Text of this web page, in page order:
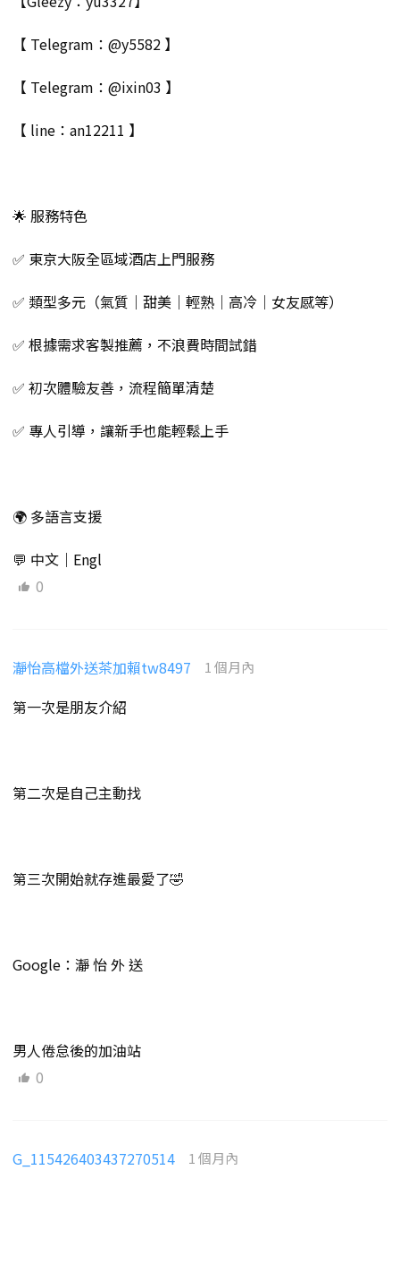
【 Telegram：@y5582 】
【 Telegram：@ixin03 】
【 line：an12211 】
🌟 服務特色
✅ 東京大阪全區域酒店上門服務
✅ 類型多元（氣質｜甜美｜輕熟｜高冷｜女友感等）
✅ 根據需求客製推薦，不浪費時間試錯
✅ 初次體驗友善，流程簡單清楚
✅ 專人引導，讓新手也能輕鬆上手
🌍 多語言支援
💬 中文｜Engl
0
瀞怡高檔外送茶加賴tw8497 1 個月內
第一次是朋友介紹
第二次是自己主動找
第三次開始就存進最愛了🤣
Google：瀞 怡 外 送
男人倦怠後的加油站
0
G_115426403437270514 1 個月內